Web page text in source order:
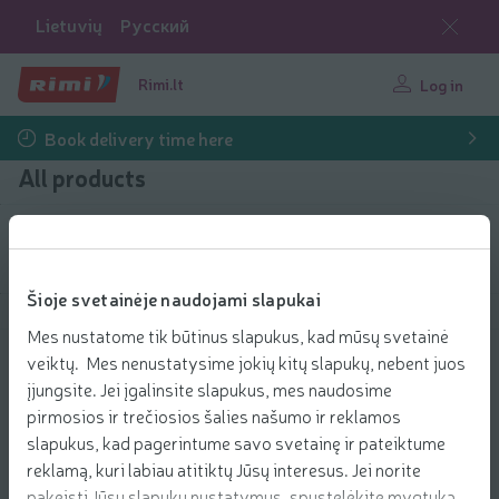
Šioje svetainėje naudojami slapukai
Mes nustatome tik būtinus slapukus, kad mūsų svetainė
veiktų. Mes nenustatysime jokių kitų slapukų, nebent juos
įjungsite. Jei įgalinsite slapukus, mes naudosime
pirmosios ir trečiosios šalies našumo ir reklamos
slapukus, kad pagerintume savo svetainę ir pateiktume
reklamą, kuri labiau atitiktų Jūsų interesus. Jei norite
Lietuvių Русский
Rimi.lt Log in
Book delivery time here
All products
Filter products
Show products
244
€
2,44 €/pcs.
Puodelis STOR PAW PATROL, 350 ml
3.49 € per pcs.
349 Price per unit: 3,49 €/pcs.
3,49 €/pcs.
Add to cart